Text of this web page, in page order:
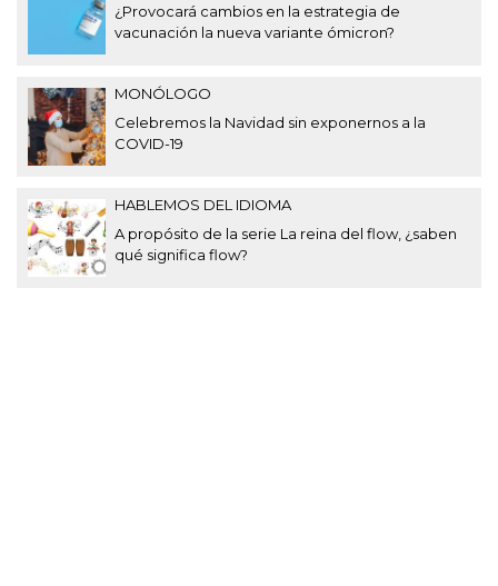
¿Provocará cambios en la estrategia de
vacunación la nueva variante ómicron?
MONÓLOGO
Celebremos la Navidad sin exponernos a la
COVID-19
HABLEMOS DEL IDIOMA
A propósito de la serie La reina del flow, ¿saben
qué significa flow?